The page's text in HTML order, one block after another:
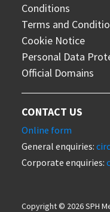
Conditions
Terms and
Cookie Notice
Personal Data
Official Domains
CONTACT US
Online form
General enquiries:
Corporate enquiries:
Copyright © 2026 SPH